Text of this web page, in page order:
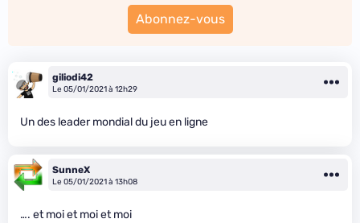
Abonnez-vous
giliodi42
Le 05/01/2021 à 12h29
Un des leader mondial du jeu en ligne
SunneX
Le 05/01/2021 à 13h08
…. et moi et moi et moi